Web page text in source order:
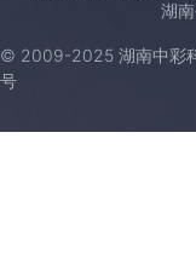
湖
© 2009-2025 湖南中彩
号